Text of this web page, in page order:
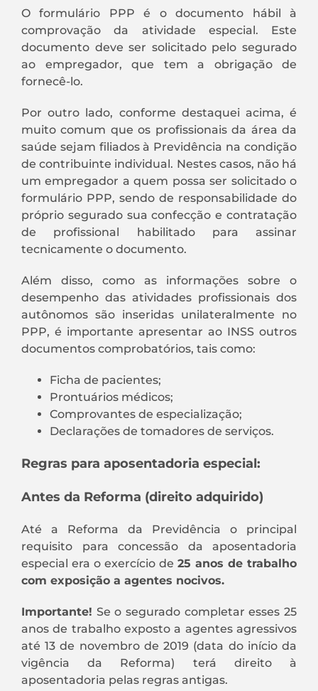
O formulário PPP é o documento hábil à
comprovação da atividade especial. Este
documento deve ser solicitado pelo segurado
ao empregador, que tem a obrigação de
fornecê-lo.
Por outro lado, conforme destaquei acima, é
muito comum que os profissionais da área da
saúde sejam filiados à Previdência na condição
de contribuinte individual. Nestes casos, não há
um empregador a quem possa ser solicitado o
formulário PPP, sendo de responsabilidade do
próprio segurado sua confecção e contratação
de profissional habilitado para assinar
tecnicamente o documento.
Além disso, como as informações sobre o
desempenho das atividades profissionais dos
autônomos são inseridas unilateralmente no
PPP, é importante apresentar ao INSS outros
documentos comprobatórios, tais como:
Ficha de pacientes;
Prontuários médicos;
Comprovantes de especialização;
Declarações de tomadores de serviços.
Regras para aposentadoria especial:
Antes da Reforma (direito adquirido)
Até a Reforma da Previdência o principal
requisito para concessão da aposentadoria
especial era o exercício de 25 anos de trabalho
com exposição a agentes nocivos.
Importante! Se o segurado completar esses 25
anos de trabalho exposto a agentes agressivos
até 13 de novembro de 2019 (data do início da
vigência da Reforma) terá direito à
aposentadoria pelas regras antigas.